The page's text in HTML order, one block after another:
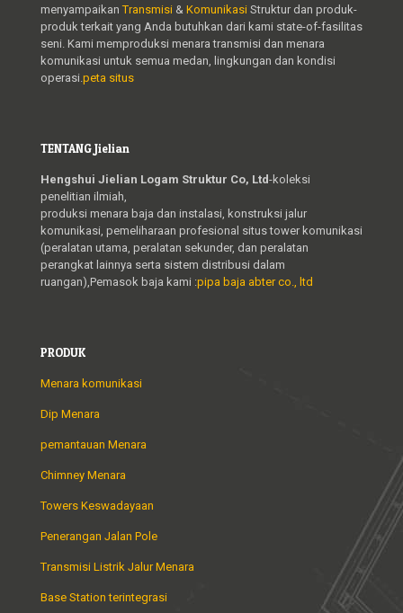
menyampaikanTransmisi & Komunikasi Struktur dan produk-
produk terkait yang Anda butuhkan dari kami state-of-fasilitas
seni. Kami memproduksi menara transmisi dan menara
komunikasi untuk semua medan, lingkungan dan kondisi
operasi. peta situs
TENTANG Jielian
Hengshui Jielian Logam Struktur Co, Ltd-koleksi
penelitian ilmiah,
produksi menara baja dan instalasi, konstruksi jalur
komunikasi, pemeliharaan profesional situs tower komunikasi
(peralatan utama, peralatan sekunder, dan peralatan
perangkat lainnya serta sistem distribusi dalam
ruangan),Pemasok baja kami :pipa baja abter co., ltd
PRODUK
Menara komunikasi
Dip Menara
pemantauan Menara
Chimney Menara
Towers Keswadayaan
Penerangan Jalan Pole
Transmisi Listrik Jalur Menara
Base Station terintegrasi